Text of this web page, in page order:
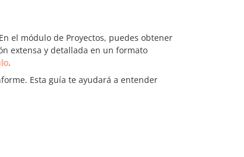
el módulo de Proyectos, puedes obtener
extensa y detallada en un formato
.
Esta guía te ayudará a entender